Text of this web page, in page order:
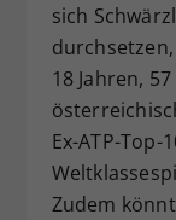
sich
18 Jahren,
Ex-ATP-
Zudem